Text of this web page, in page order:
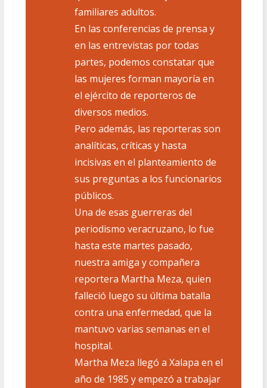
familiares adultos.
En las conferencias de prensa y
en las entrevistas por todas
partes, podemos constatar que
las mujeres forman mayoría en
el ejército de reporteros de
diversos medios.
Pero además, las reporteras son
analíticas, críticas y hasta
incisivas en el planteamiento de
sus preguntas a los funcionarios
públicos.
Una de esas guerreras del
periodismo veracruzano, lo fue
hasta este martes pasado,
nuestra amiga y compañera
reportera Martha Meza, quien
falleció luego su última batalla
contra una enfermedad, que la
mantuvo varias semanas en el
hospital.
Martha Meza llegó a Xalapa en el
año de 1985 y empezó a trabajar